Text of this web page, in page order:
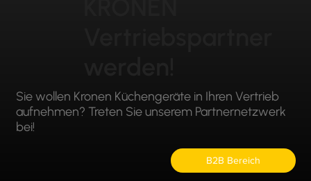
Sie wollen Kronen Küchengeräte in Ihren Vertrieb
aufnehmen? Treten Sie unserem Partnernetzwerk
bei!
B2B Bereich